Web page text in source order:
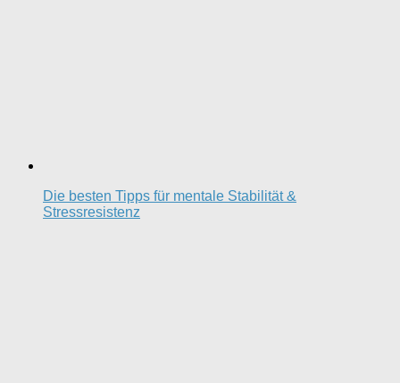
Die besten Tipps für mentale Stabilität &
Stressresistenz